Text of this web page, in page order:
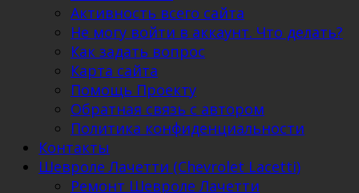
Активность всего сайта
Не могу войти в аккаунт. Что делать?
Как задать вопрос
Карта сайта
Помощь Проекту
Обратная связь с автором
Политика конфиденциальности
Контакты
Шевроле Лачетти (Chevrolet Lacetti)
Ремонт Шевроле Лачетти